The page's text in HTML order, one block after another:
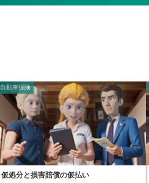
自動車保険
仮処分と損害賠償の仮払い